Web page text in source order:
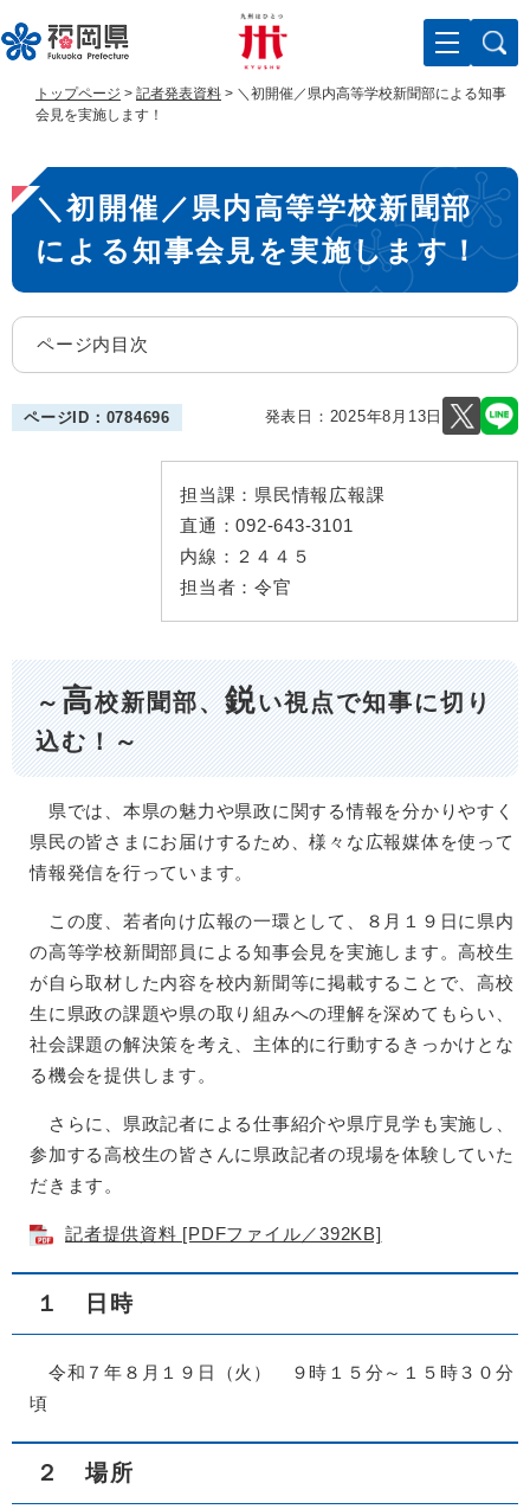
ー
ジ
す
。
ニ
ュ
し
て
へ
トップページ > 記者発表資料 > ＼初開催／県内高等学校新聞部による知事
会見を実施します！
本
文
＼初開催／県内高等学校新聞部
による知事会見を実施します！
ページ内目次
ページID：0784696 発表日： 2025年8月13日
担当課： 県民情報広報課
直通：092-643-3101
内線： ２４４５
担当者： 令官
～高校新聞部、鋭い視点で知事に切り
込む！～
県では、本県の魅力や県政に関する情報を分かりやすく
県民の皆さまにお届けするため、様々な広報媒体を使って
情報発信を行っています。
この度、若者向け広報の一環として、８月１９日に県内
の高等学校新聞部員による知事会見を実施します。高校生
が自ら取材した内容を校内新聞等に掲載することで、高校
生に県政の課題や県の取り組みへの理解を深めてもらい、
社会課題の解決策を考え、主体的に行動するきっかけとな
る機会を提供します。
さらに、県政記者による仕事紹介や県庁見学も実施し、
参加する高校生の皆さんに県政記者の現場を体験していた
だきます。
記者提供資料 [PDFファイル／392KB]
１ 日時
令和７年８月１９日（火） ９時１５分～１５時３０分
頃
２ 場所